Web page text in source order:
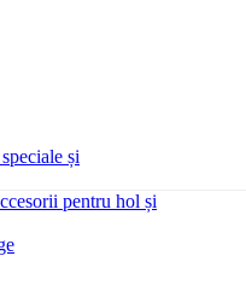
și
pentru hol și